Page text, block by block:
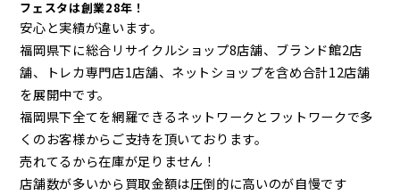
フェスタは創業28年！
安心と実績が違います。
福岡県下に総合リサイクルショップ8店舗、ブランド館2店
舗、トレカ専門店1店舗、ネットショップを含め合計12店舗
を展開中です。
福岡県下全てを網羅できるネットワークとフットワークで多
くのお客様からご支持を頂いております。
売れてるから在庫が足りません！
店舗数が多いから買取金額は圧倒的に高いのが自慢です